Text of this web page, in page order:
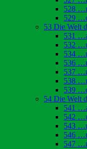
528
529
53 Die Welt
531
532
534
536
537
538
539
54 Die Welt
541
542
543
546
547